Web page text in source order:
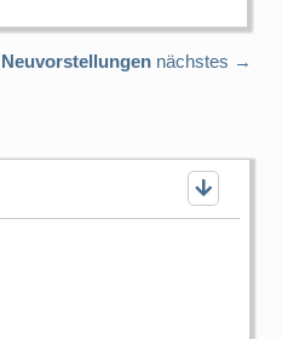
Neuvorstellungen nächstes →